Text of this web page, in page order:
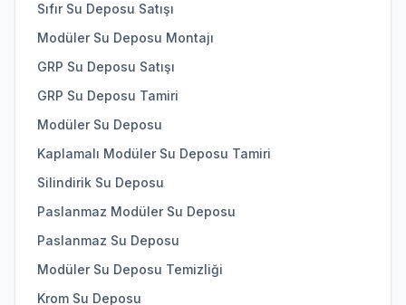
Sıfır Su Deposu Satışı
Modüler Su Deposu Montajı
GRP Su Deposu Satışı
GRP Su Deposu Tamiri
Modüler Su Deposu
Kaplamalı Modüler Su Deposu Tamiri
Silindirik Su Deposu
Paslanmaz Modüler Su Deposu
Paslanmaz Su Deposu
Modüler Su Deposu Temizliği
Krom Su Deposu